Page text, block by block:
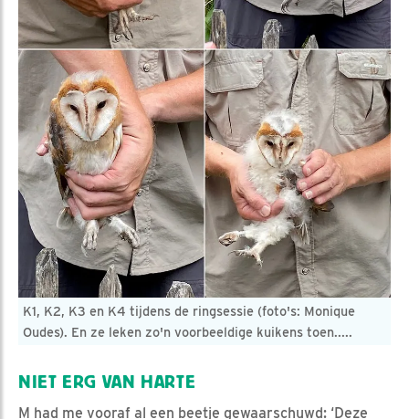
K1, K2, K3 en K4 tijdens de ringsessie (foto's: Monique
Oudes). En ze leken zo'n voorbeeldige kuikens toen.....
NIET ERG VAN HARTE
M had me vooraf al een beetje gewaarschuwd: ‘Deze